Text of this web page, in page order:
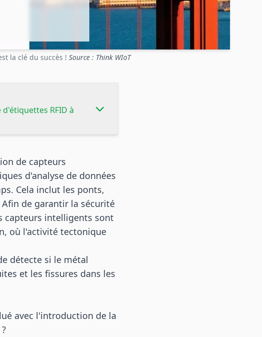
la clé du succès ! Source : Think WIoT
RFID à
de capteurs
d'analyse de données
Cela inclut les ponts,
de garantir la sécurité
capteurs intelligents sont
où l'activité tectonique
détecte si le métal
et les fissures dans les
avec l'introduction de la